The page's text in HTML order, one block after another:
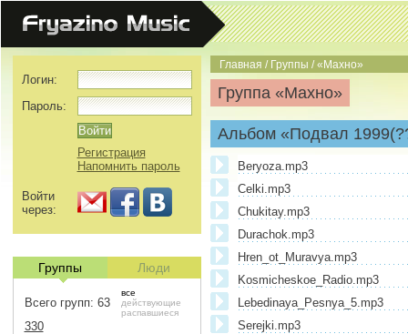
Главная / Группы /«Махно»
Группа «Махно»
Альбом «Подвал
Beryoza.mp3
Celki.mp3
Chukitay.mp3
Durachok.mp3
Hren_ot_Muravya.mp3
Kosmicheskoe_Radio.mp3
Lebedinaya_Pesnya_5.mp3
Serejki.mp3
Логин:
Пароль:
Регистрация
Напомнить пароль
Войти
через:
Группы Люди
Всего групп: 63
все
действующие
распавшиеся
330